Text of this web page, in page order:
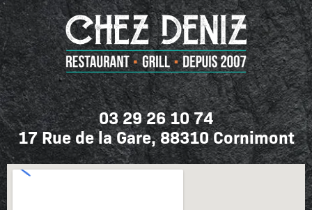
03 29 26 10 74
17 Rue de la Gare, 88310 Cornimont